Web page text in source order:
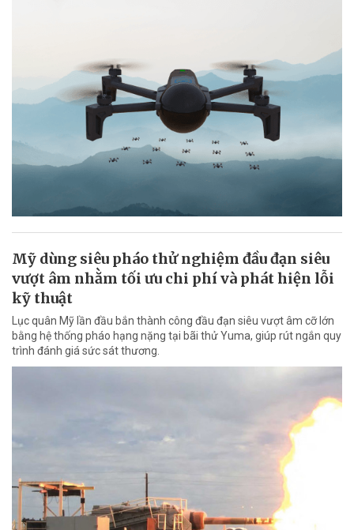
Mỹ dùng siêu pháo thử nghiệm đầu đạn siêu
vượt âm nhằm tối ưu chi phí và phát hiện lỗi
kỹ thuật
Lục quân Mỹ lần đầu bắn thành công đầu đạn siêu vượt âm cỡ lớn
bằng hệ thống pháo hạng nặng tại bãi thử Yuma, giúp rút ngắn quy
trình đánh giá sức sát thương.